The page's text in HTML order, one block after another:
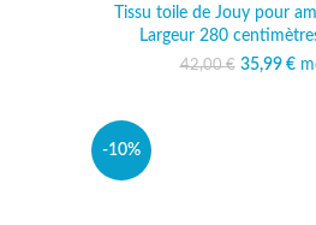
Tissu toile de Jouy pour
Largeur 280
42,00€
Le
35,99 €
-10%